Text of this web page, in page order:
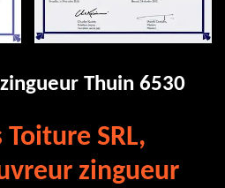
Thuin 6530
SRL,
zingueur